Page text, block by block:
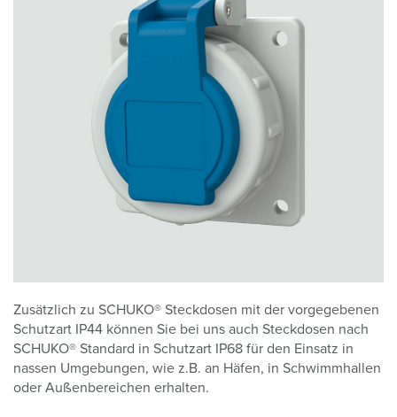
Zusätzlich zu SCHUKO® Steckdosen mit der vorgegebenen
Schutzart IP44 können Sie bei uns auch Steckdosen nach
SCHUKO® Standard in Schutzart IP68 für den Einsatz in
nassen Umgebungen, wie z.B. an Häfen, in Schwimmhallen
oder Außenbereichen erhalten.